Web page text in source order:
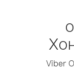
Viber